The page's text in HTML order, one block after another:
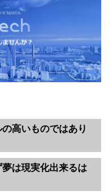
高いものではあり
は現実化出来るは